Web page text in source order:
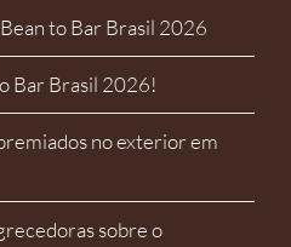
to Bar Brasil 2026
Bar Brasil 2026!
no exterior em
sobre o